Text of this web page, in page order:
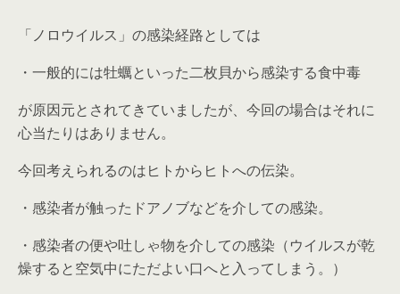
「ノロウイルス」の感染経路としては
・一般的には牡蠣といった二枚貝から感染する食中毒
が原因元とされてきていましたが、今回の場合はそれに
心当たりはありません。
今回考えられるのはヒトからヒトへの伝染。
・感染者が触ったドアノブなどを介しての感染。
・感染者の便や吐しゃ物を介しての感染（ウイルスが乾
燥すると空気中にただよい口へと入ってしまう。）